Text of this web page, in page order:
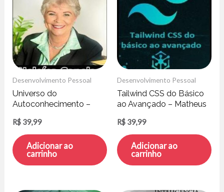
Desenvolvimento Pessoal
Universo do
Autoconhecimento –
R$ 39,99
Adicionar ao
carrinho
Desenvolvimento Pessoal
Tailwind CSS do Básico
ao Avançado – Matheus
R$ 39,99
Adicionar ao
carrinho